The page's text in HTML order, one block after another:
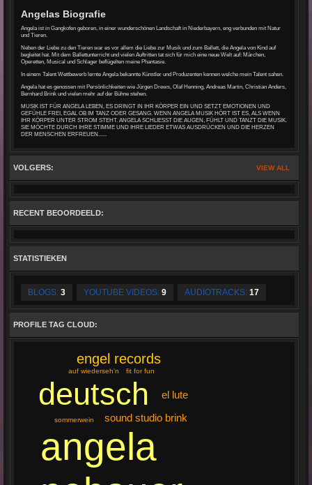
Angelas Biografie
Angela ist in Gangkofen geboren, in einer wunderschönen Landschaft in Niederbayern, eng verbunden mit Natur
und Tieren.
Neben der Liebe zu den Tieren war es vor allem die Liebe zur Musik und zum Ballett, die Angela von Kind auf
begleitet hat. Mit dem Ballettunterricht und vielen Auftritten tat sich für mich eine neue Welt auf: Märchen,
Operetten, Musical und Schlager beflügelten meine Phantasie.
In einem Talent Wettbewerb lernte Angela bekannte Künstler und Produzenten kennen welche mein Talent sahen.
Angela hat es genossen mit Persönlichkeiten wie Jürgen Drews, Olaf Henning, Andreas Martin, Christian Anders,
Bernhard Brink und vielen mehr auf der Bühne stehen.
MUSIK IST FÜR ANGELA LEBEN, ES DRINGT IN IHR KÖRPER EIN UND SETZT EMOTIONEN UND
GEFÜHLE FREI, EGAL OB IM TANZ ODER GESANG. WENN ANGELA MUSIK HÖRT IST ES, ALS WENN
IHR KÖRPER UNTER STROM STEHT. ANGELA SCHLIESST DIE AUGEN, FÜHLT UND TANZT DIE MUSIK.
SIE MÖCHTE DURCH IHRE STIMME UND IHRE LIEDER ETWAS AUSDRÜCKEN UND DIE HERZEN
DER MENSCHEN ERFREUEN......
VIEW ALL
VOLGERS:
RECENT BEOORDEELD:
STATISTIEKEN
BLOGS: 3 YOUTUBE VIDEOS: 9 AUDIOTRACKS: 17
PROFILE TAG CLOUD:
angela
deutsch
engel records
el lute
sound studio brink
fit for fun
sommerwein
auf wiederseh'n